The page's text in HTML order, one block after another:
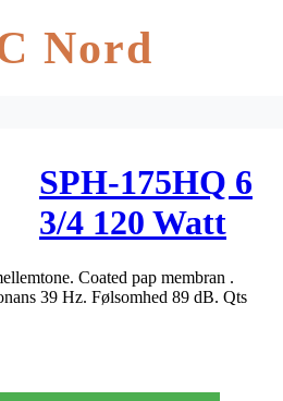
Nord
SPH-175HQ 6
3/4 120 Watt
High-End Bas
/ mellemtone
Coated pap membran .
39 Hz. Følsomhed 89 dB. Qts